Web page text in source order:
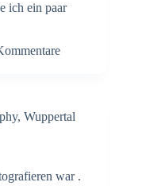
ich ein paar
, Wuppertal
war .